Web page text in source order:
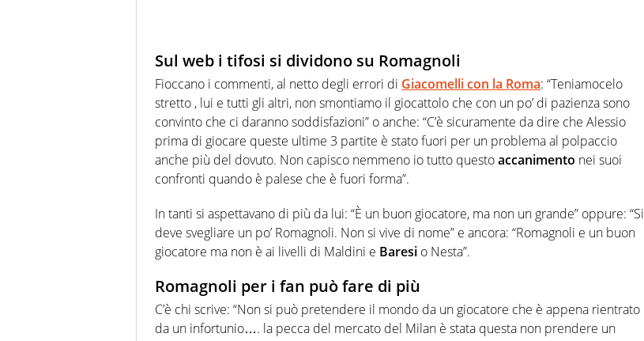
Sul web i tifosi si dividono su Romagnoli
Fioccano i commenti, al netto degli errori di Giacomelli con la Roma: “Teniamocelo
stretto , lui e tutti gli altri, non smontiamo il giocattolo che con un po’ di pazienza sono
convinto che ci daranno soddisfazioni” o anche: “C’è sicuramente da dire che Alessio
prima di giocare queste ultime 3 partite è stato fuori per un problema al polpaccio
anche più del dovuto. Non capisco nemmeno io tutto questoaccanimento nei suoi
confronti quando è palese che è fuori forma”.
In tanti si aspettavano di più da lui: “È un buon giocatore, ma non un grande” oppure: “Si
deve svegliare un po’ Romagnoli. Non si vive di nome” e ancora: “Romagnoli e un buon
giocatore ma non è ai livelli di Maldini e Baresi o Nesta”.
Romagnoli per i fan può fare di più
C’è chi scrive: “Non si può pretendere il mondo da un giocatore che è appena rientrato
da un infortunio…. la pecca del mercato del Milan è stata questa non prendere un